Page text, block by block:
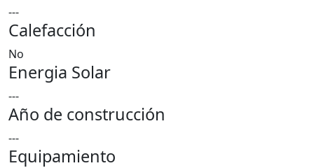
---
Calefacción
No
Energia Solar
---
Año de construcción
---
Equipamiento